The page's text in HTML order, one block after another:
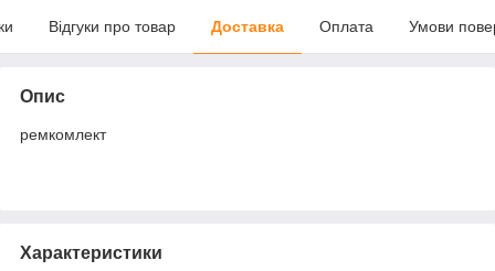
Відгуки про товар Доставка Оплата Умови
Опис
ремкомлект
Характеристики